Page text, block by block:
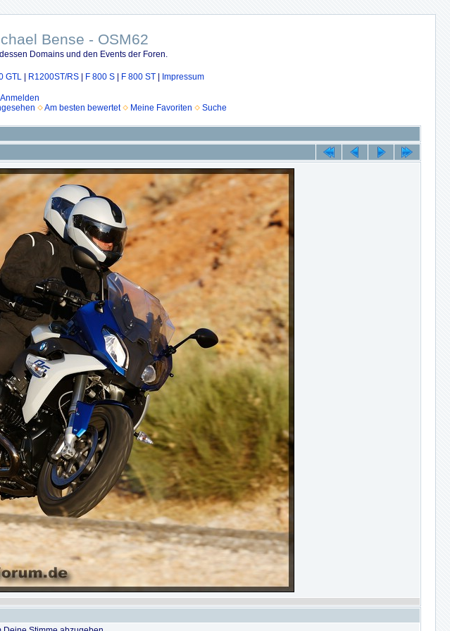
Bense - OSM62
Domains und den Events der Foren.
GTL R1200ST/RS F 800 S F 800 ST Impressum
Anmelden
Am besten bewertet Meine Favoriten Suche